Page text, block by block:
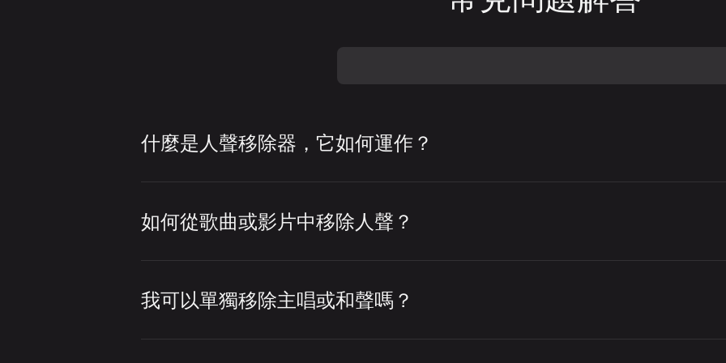
什麼是人聲移除器，它如何運作？
除器來製作卡拉 OK 音軌、提取清唱，或為混音、編輯與內容製作準
斯、吉他、合成器等其他樂器以及混音中的其他元素分離開來。
如何從歌曲或影片中移除人聲？
具會分析音訊，分離人聲與樂器部分，然後讓您下載所需的版本。
我可以單獨移除主唱或和聲嗎？